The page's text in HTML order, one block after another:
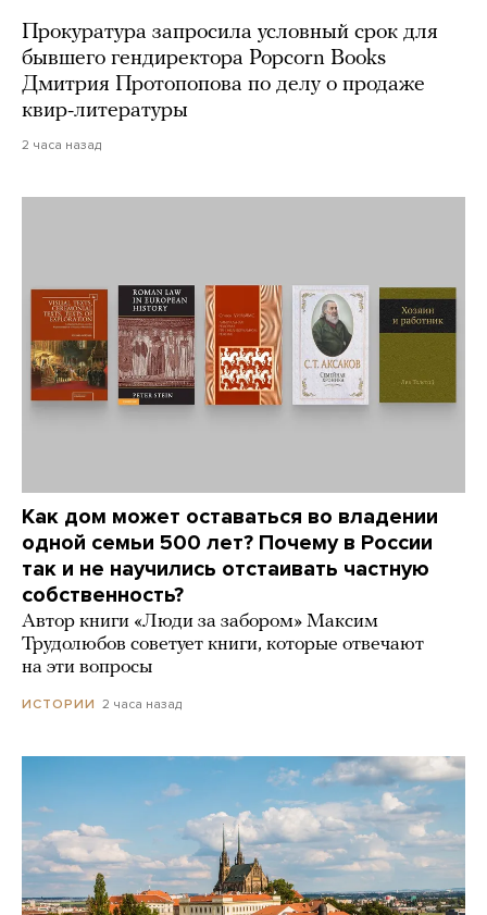
Прокуратура запросила условный срок для
бывшего гендиректора Popcorn Books
Дмитрия Протопопова по делу о продаже
квир-литературы
2 часа назад
Как дом может оставаться во владении
одной семьи 500 лет? Почему в России
так и не научились отстаивать частную
собственность?
Автор книги «Люди за забором» Максим
Трудолюбов советует книги, которые отвечают
на эти вопросы
ИСТОРИИ 2 часа назад